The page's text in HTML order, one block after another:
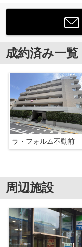
成約済み一覧
ラ・フォルム不動前
周辺施設